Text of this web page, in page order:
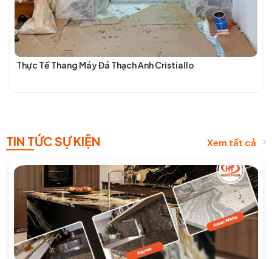
Thực Tế Thang Máy Đá Thạch Anh Cristiallo
TIN TỨC SỰ KIỆN Xem tất cả